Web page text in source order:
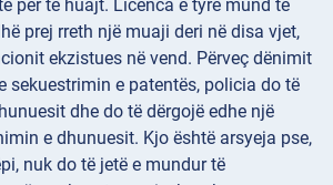
për të huajt. Licenca e tyre mund të
prej rreth një muaji deri në disa vjet,
ekzistues në vend. Përveç dënimit
sekuestrimin e patentës, policia do të
dhe do të dërgojë edhe një
e dhunuesit. Kjo është arsyeja pse,
nuk do të jetë e mundur të